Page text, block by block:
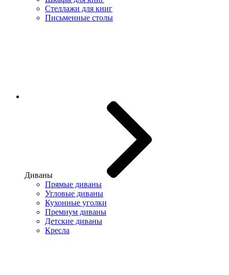
Стеллажи для книг
Письменные столы
Диваны
Прямые диваны
Угловые диваны
Кухонные уголки
Премиум диваны
Детские диваны
Кресла